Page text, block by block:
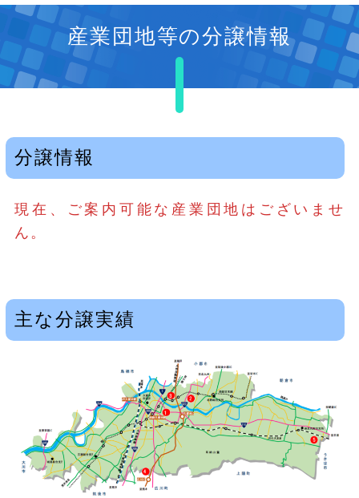
産業団地等の分譲情報
分譲情報
現在、ご案内可能な産業団地はございませ
ん。
主な分譲実績